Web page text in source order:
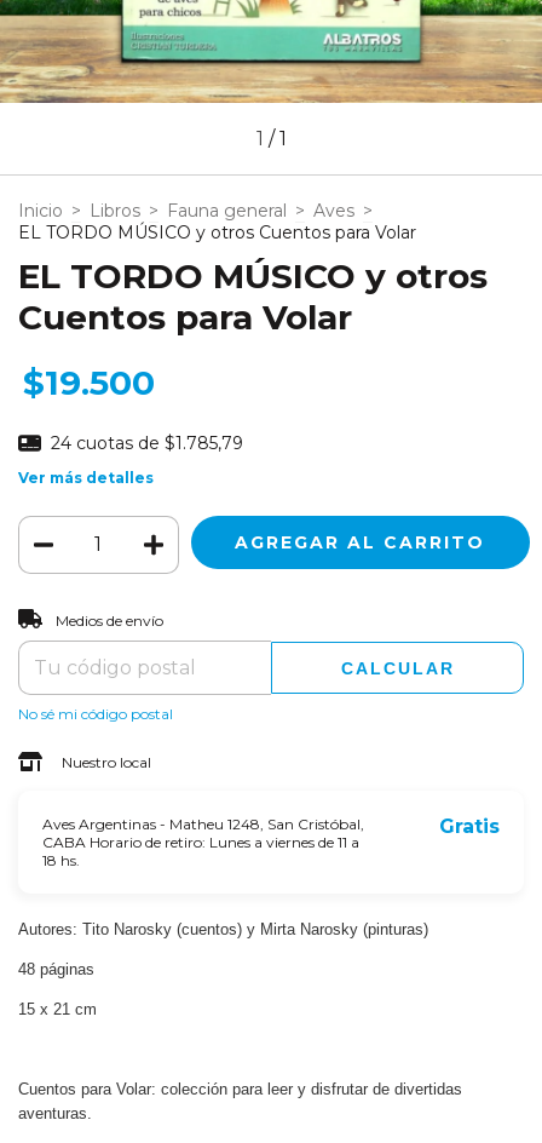
1 /1
Inicio > Libros > Fauna general > Aves >
EL TORDO MÚSICO y otros Cuentos para Volar
EL TORDO MÚSICO y otros
Cuentos para Volar
$19.500
24 cuotas de $1.785,79
Ver más detalles
Entregas para el CP:
Medios de envío
CALCULAR
No sé mi código postal
Nuestro local
Aves Argentinas - Matheu 1248, San Cristóbal,
CABA Horario de retiro: Lunes a viernes de 11 a
18 hs.
Gratis
Autores: Tito Narosky (cuentos) y Mirta Narosky (pinturas)
48 páginas
15 x 21 cm
Cuentos para Volar: colección para leer y disfrutar de divertidas
aventuras.